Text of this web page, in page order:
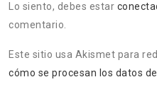
Lo siento, debes estar
comentario.
Este sitio usa Akismet para
cómo se procesan los datos